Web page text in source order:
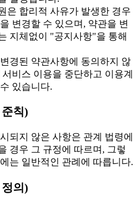
은 합리적 사유가 발생한 경우
변경할 수 있으며, 약관을 변
지체없이 "공지사항"을 통해
경된 약관사항에 동의하지 않
비스 이용을 중단하고 이용계
있습니다.
칙)
되지 않은 사항은 관계 법령에
경우 그 규정에 따르며, 그렇
는 일반적인 관례에 따릅니다.
의)